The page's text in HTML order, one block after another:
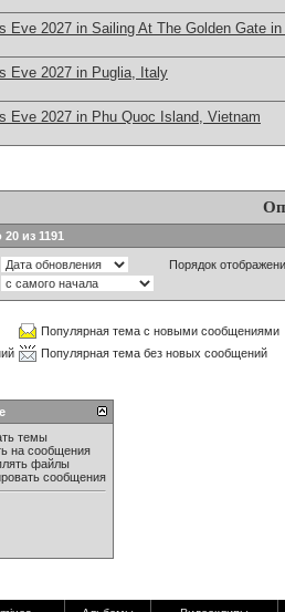
Eve 2027 in Sailing At The Golden Gate
Eve 2027 in Puglia, Italy
Eve 2027 in Phu Quoc Island, Vietnam
из 1191
Порядок
Популярная тема с новыми сообщениями
Популярная тема без новых сообщений
темы
на сообщения
файлы
сообщения